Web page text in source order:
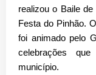
realizou o Baile
Festa do Pinhão.
foi animado pelo
celebrações
município.